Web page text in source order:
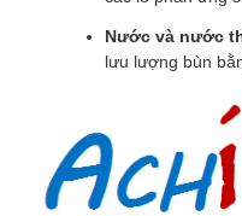
Nước và nước
lưu lượng bùn